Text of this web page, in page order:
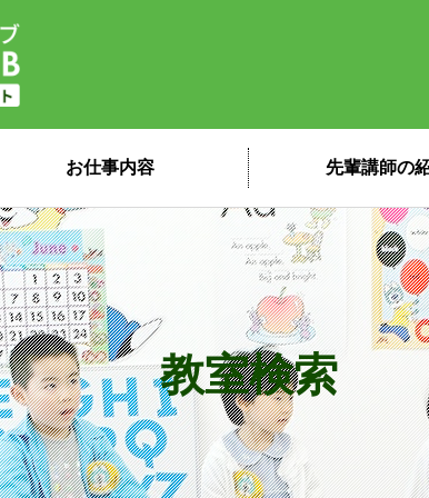
子ども英会話ペッピーキッズ
お仕事内容 先輩講師の
教室検索